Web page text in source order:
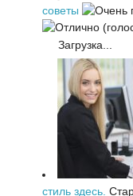
советы
Загрузка...
стиль здесь.